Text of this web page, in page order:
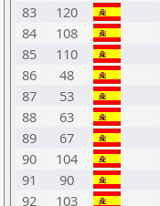
83
120
84
108
85
110
86
48
87
53
88
63
89
67
90
104
91
90
92
103